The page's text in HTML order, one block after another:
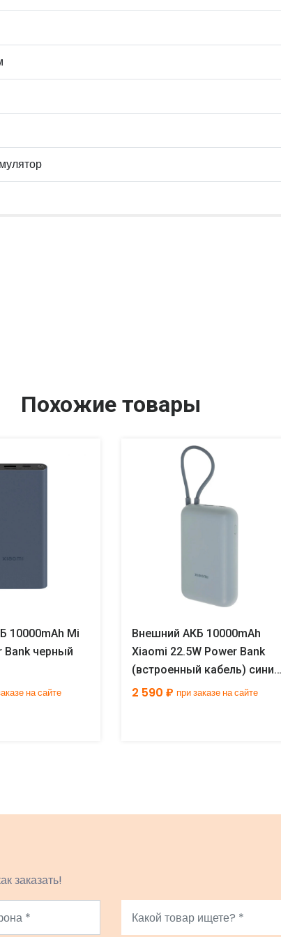
Похожие товары
10000mAh Mi
Bank черный
на сайте
Внешний АКБ 10000mAh
Xiaomi 22.5W Power Bank
(встроенный кабель) синий
GL
2 590 ₽ при заказе на сайте
заказать!